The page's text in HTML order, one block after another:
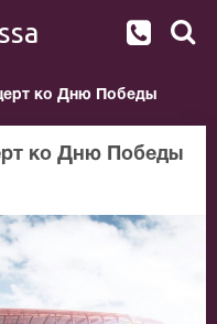
ко Дню Победы
ко Дню Победы